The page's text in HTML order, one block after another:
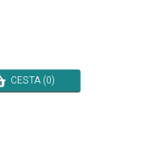
CESTA (0)